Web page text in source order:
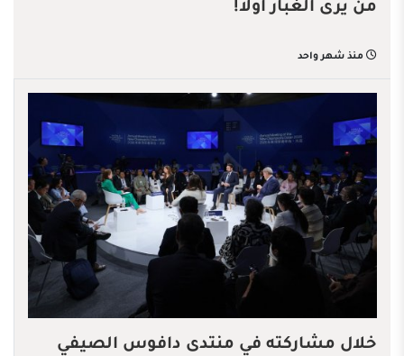
من يرى الغبار أولاً!
منذ شهر واحد
خلال مشاركته في منتدى دافوس الصيفي